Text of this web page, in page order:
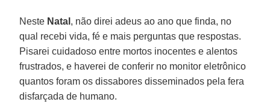
Neste Natal , não direi adeus ao ano que finda, no
qual recebi vida, fé e mais perguntas que respostas.
Pisarei cuidadoso entre mortos inocentes e alentos
frustrados, e haverei de conferir no monitor eletrônico
quantos foram os dissabores disseminados pela fera
disfarçada de humano.